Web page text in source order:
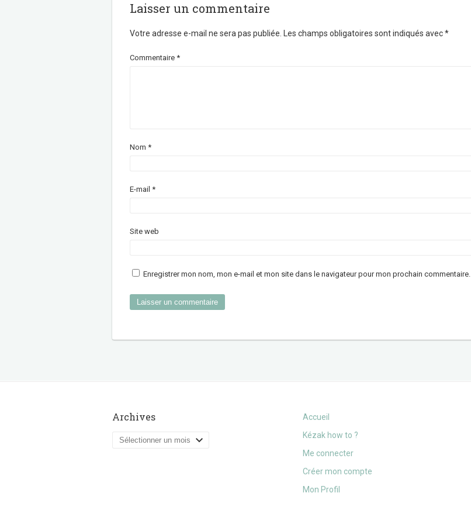
Laisser un commentaire
Votre adresse e-mail ne sera pas publiée. Les champs obligatoires sont indiqués avec*
Commentaire *
Nom *
E-mail *
Site web
Enregistrer mon nom, mon e-mail et mon site dans le navigateur pour mon prochain commentaire.
Archives
Archives
Accueil
Kézak how to ?
Me connecter
Créer mon compte
Mon Profil